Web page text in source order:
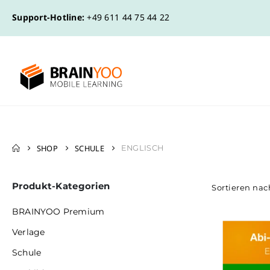
Support-Hotline: +49 611 44 75 44 22
SHOP SCHULE ENGLISCH
Sortieren
Produkt-Kategorien
BRAINYOO Premium
Verlage
Schule